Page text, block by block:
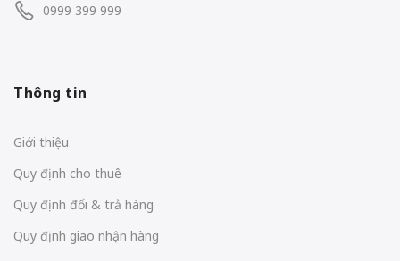
0999 399 999
Thông tin
Giới thiệu
Quy định cho thuê
Quy định đổi & trả hàng
Quy định giao nhận hàng